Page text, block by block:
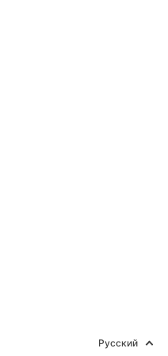
Русский